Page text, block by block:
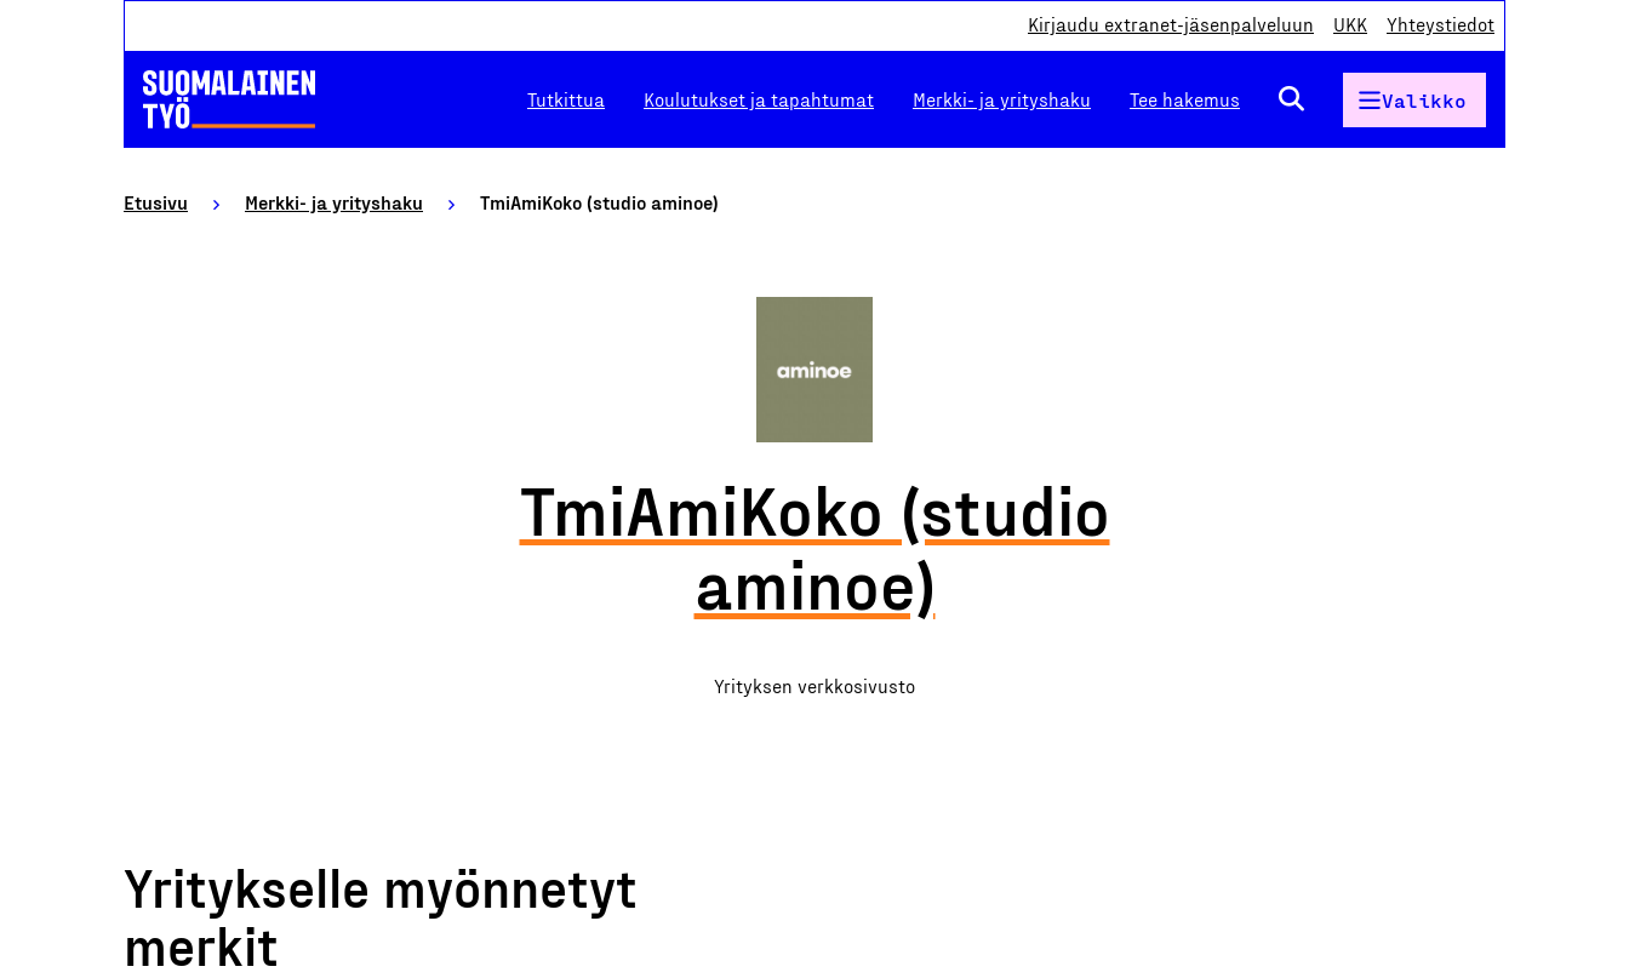
Kirjaudu extranet-jäsenpalveluun UKK Yhteystiedot
Tutkittua Koulutukset ja tapahtumat Merkki- ja yrityshaku Tee hakemus Valikko
Etusivu Merkki- ja yrityshaku TmiAmiKoko (studio aminoe)
TmiAmiKoko (studio
aminoe)
Yrityksen verkkosivusto
Yritykselle myönnetyt
merkit